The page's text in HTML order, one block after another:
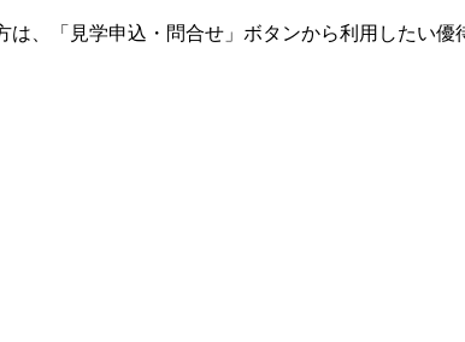
、「見学申込・問合せ」ボタンから利用したい優